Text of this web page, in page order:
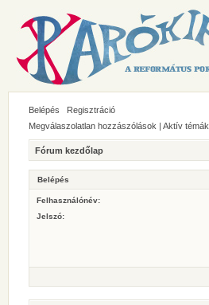
Belépés
Regisztráció
Megválaszolatlan hozzászólások | Aktív témák
Fórum kezdőlap
Belépés
Felhasználónév:
Jelszó: